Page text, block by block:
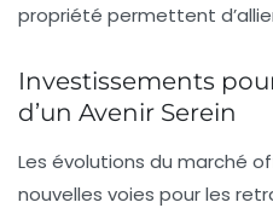
propriété permettent
Investissements
d’un Avenir Serein
Les évolutions du marché
nouvelles voies pour les